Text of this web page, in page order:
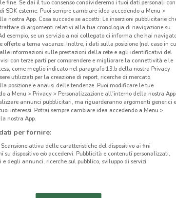
Volantino,
Prénatal è una
parte veste
passeggini
fasciatoio e le
Vicino alle
Sfoglia il
potrai trovare
premaman
ricevere anche
tuo bambino
come te, che
Mamma”,
fine. Se dai il tuo consenso condivideremo i tuoi dati personali con
SDK esterne. Puoi sempre cambiare idea accedendo a Menu >
nostra App. Cosa succede se accetti: Le inserzioni pubblicitarie
di argomenti relativi alla tua cronologia di navigazione su
esempio, se un servizio a noi collegato ci informa che hai
a tema vacanze. Inoltre, i dati sulla posizione (nel caso in
informazioni sulle prestazioni della rete e agli identificativi del
con terze parti per comprendere e migliorare la connettività e le
come meglio indicato nel paragrafo 13.b della nostra Privacy
utilizzati per la creazione di report, ricerche di mercato,
posizione e analisi delle tendenze. Puoi modificare le tue
a Menu > Privacy > Personalizzazione all'interno della nostra App.
annunci pubblicitari, ma riguarderanno argomenti generici e
interessi. Potrai sempre cambiare idea accedendo a Menu >
nostra App.
per fornire:
attiva delle caratteristiche del dispositivo ai fini
dispositivo e/o accedervi. Pubblicità e contenuti personalizzati,
degli annunci, ricerche sul pubblico, sviluppo di servizi.